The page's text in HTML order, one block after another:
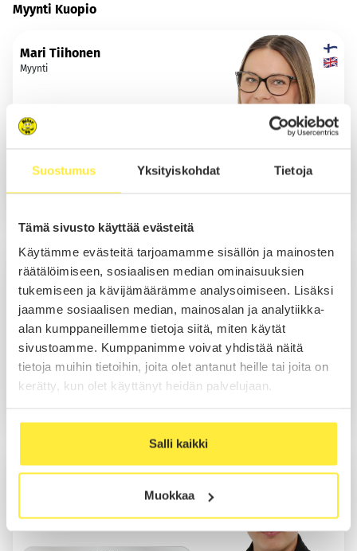
Suostumus Yksityiskohdat Tietoja
Tämä sivusto käyttää evästeitä
Käytämme evästeitä tarjoamamme sisällön ja mainosten
räätälöimiseen, sosiaalisen median ominaisuuksien
tukemiseen ja kävijämäärämme analysoimiseen. Lisäksi
jaamme sosiaalisen median, mainosalan ja analytiikka-
alan kumppaneillemme tietoja siitä, miten käytät
sivustoamme. Kumppanimme voivat yhdistää näitä
tietoja muihin tietoihin, joita olet antanut heille tai joita on
kerätty, kun olet käyttänyt heidän palvelujaan.
Salli kaikki
Muokkaa
Myynti Kuopio
Mari Tiihonen
Myynti
Lomalla 16.08.2026 asti
Sähköposti
Daniel Tiitinen
Myynti
Soita
Kaapo Löytömäki
Myynti